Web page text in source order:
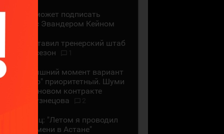
Барс" может подписать
контракт с Эвандером Кейном
СКА представил тренерский штаб
на новый сезон
На сегодняшний момент вариант
"Сибирью" приоритетный. Шуми
Бабаев - о новом контракте
Евгения Кузнецова
Даррен Диц: "Летом я проводил
много времени в Астане"